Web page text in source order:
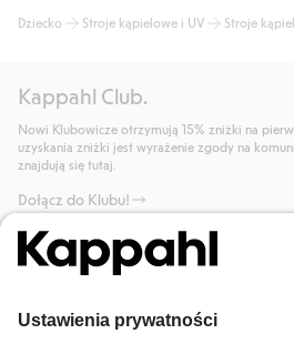
Dziecko Stroje kąpielowe i UV Stroje
Kappahl Club.
Nowi Klubowicze otrzymują 15% zniżki na
uzyskania zniżki jest wyrażenie zgody na
znajdują się tutaj.
Dołącz do Klubu!